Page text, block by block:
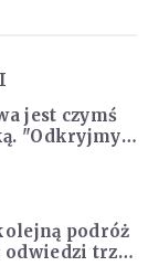
jest czymś
"Odkryjmy
podróż
odwiedzi trzy